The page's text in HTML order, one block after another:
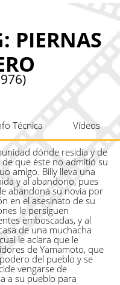
PIERNAS
Técnica Vídeos
dónde residía y de
que éste no admitió su
amigo. Billy lleva una
y al abandono, pues
abandona su novia por
en el asesinato de su
le persiguen
emboscadas, y al
de una muchacha
le aclara que le
de Yamamoto, que
del pueblo y se
vengarse de
a su pueblo para